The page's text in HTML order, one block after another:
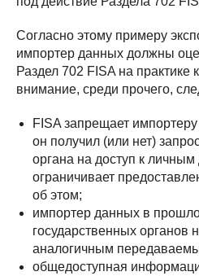
Согласно этому примеру
импортер данных должны
Раздел 702 FISA на
внимание, среди прочего,
FISA запрещает
он получил (или нет)
органа на доступ к
ограничивает
об этом;
импортер данных в
государственных органов
аналогичным
общедоступная